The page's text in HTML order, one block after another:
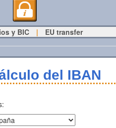
y BIC | EU transfer
del IBAN